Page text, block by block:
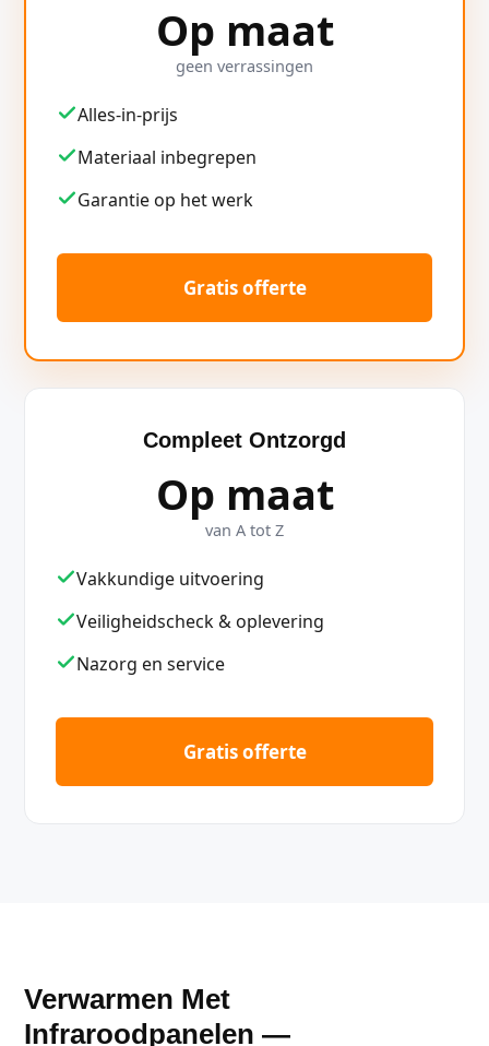
Op maat
geen verrassingen
Alles-in-prijs
Materiaal inbegrepen
Garantie op het werk
Gratis offerte
Compleet Ontzorgd
Op maat
van A tot Z
Vakkundige uitvoering
Veiligheidscheck & oplevering
Nazorg en service
Gratis offerte
Verwarmen Met
Infraroodpanelen —